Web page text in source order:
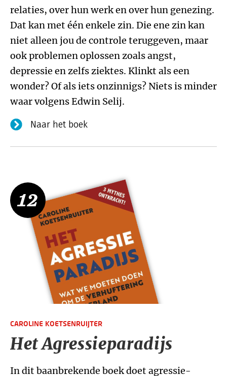
relaties, over hun werk en over hun genezing.
Dat kan met één enkele zin. Die ene zin kan
niet alleen jou de controle teruggeven, maar
ook problemen oplossen zoals angst,
depressie en zelfs ziektes. Klinkt als een
wonder? Of als iets onzinnigs? Niets is minder
waar volgens Edwin Selij.
Naar het boek
12
CAROLINE KOETSENRUIJTER
Het Agressieparadijs
In dit baanbrekende boek doet agressie-